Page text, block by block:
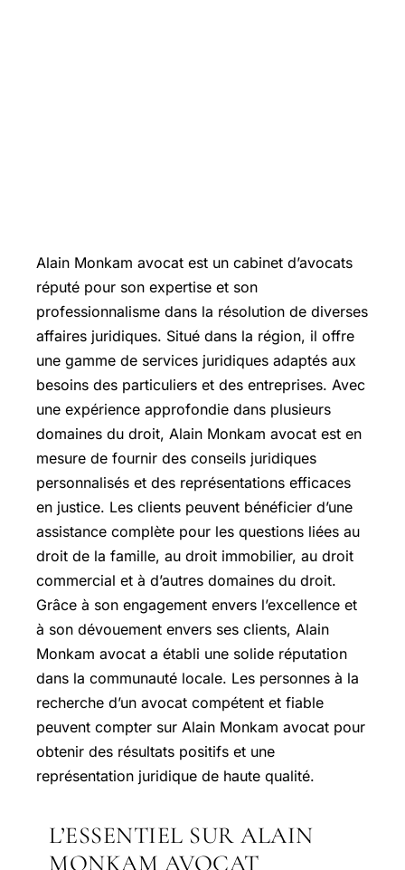
Alain Monkam avocat est un cabinet d’avocats
réputé pour son expertise et son
professionnalisme dans la résolution de diverses
affaires juridiques. Situé dans la région, il offre
une gamme de services juridiques adaptés aux
besoins des particuliers et des entreprises. Avec
une expérience approfondie dans plusieurs
domaines du droit, Alain Monkam avocat est en
mesure de fournir des conseils juridiques
personnalisés et des représentations efficaces
en justice. Les clients peuvent bénéficier d’une
assistance complète pour les questions liées au
droit de la famille, au droit immobilier, au droit
commercial et à d’autres domaines du droit.
Grâce à son engagement envers l’excellence et
à son dévouement envers ses clients, Alain
Monkam avocat a établi une solide réputation
dans la communauté locale. Les personnes à la
recherche d’un avocat compétent et fiable
peuvent compter sur Alain Monkam avocat pour
obtenir des résultats positifs et une
représentation juridique de haute qualité.
L’ESSENTIEL SUR ALAIN
MONKAM AVOCAT